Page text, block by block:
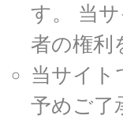
す。 当
者の権利
当サイト
予めご了